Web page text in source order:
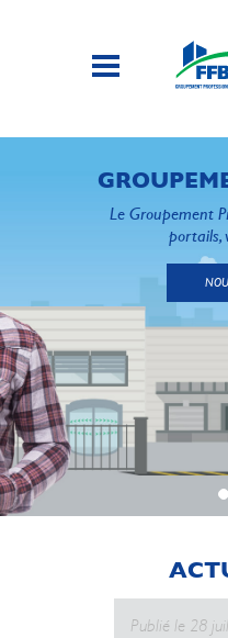
Le Groupement
portails,
Publié le 28